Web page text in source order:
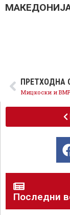
ПРЕТХОДНА
Последни